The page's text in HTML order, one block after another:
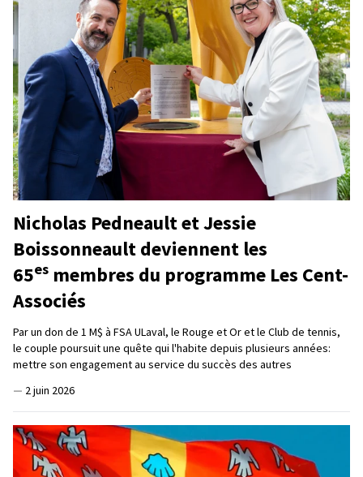
Nicholas Pedneault et Jessie
Boissonneault deviennent les
65es membres du programme Les Cent-
Associés
Par un don de 1 M$ à FSA ULaval, le Rouge et Or et le Club de tennis,
le couple poursuit une quête qui l'habite depuis plusieurs années:
mettre son engagement au service du succès des autres
— 2 juin 2026